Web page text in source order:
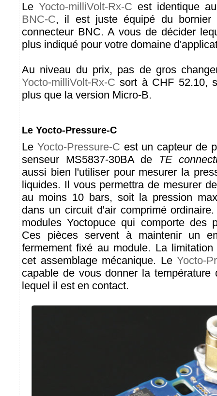
Le Yocto-milliVolt-Rx-C est identique
BNC-C, il est juste équipé du
connecteur BNC. A vous de décider
plus indiqué pour votre domaine
Au niveau du prix, pas de gros
Yocto-milliVolt-Rx-C sort à CHF 52.10,
plus que la version Micro-B.
Le Yocto-Pressure-C
Le Yocto-Pressure-C est un capteur de
senseur MS5837-30BA de TE
aussi bien l'utiliser pour mesurer la
liquides. Il vous permettra de mesurer
au moins 10 bars, soit la pression
dans un circuit d'air comprimé
modules Yoctopuce qui comporte des
Ces pièces servent à maintenir un
fermement fixé au module. La
cet assemblage mécanique. Le Yocto-
capable de vous donner la température
lequel il est en contact.